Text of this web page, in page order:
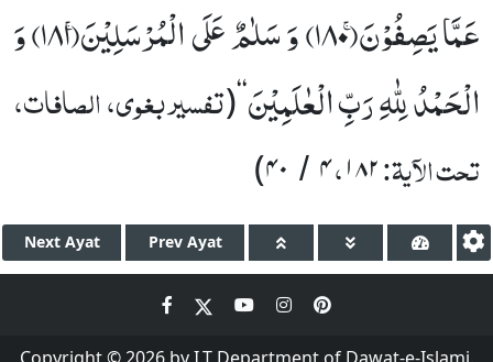
عَمَّا یَصِفُوْنَۚ(۱۸۰) وَ سَلٰمٌ عَلَى الْمُرْسَلِیْنَۚ(۱۸۱) وَ
الْحَمْدُ لِلّٰهِ رَبِّ الْعٰلَمِیْنَ‘‘
(تفسیر بغوی، الصافات،
تحت الآیۃ:۱۸۲،۴ / ۴۰)
Next Ayat Prev Ayat